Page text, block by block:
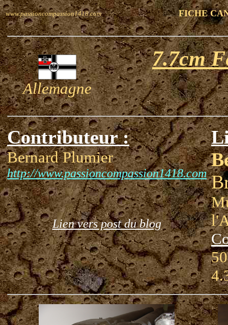
www.passioncompassion1418.com FICHE
Allemagne
7.7cm
Contributeur :
Bernard Plumier
http://www.passioncompassion1418.com
Lien vers post du blog